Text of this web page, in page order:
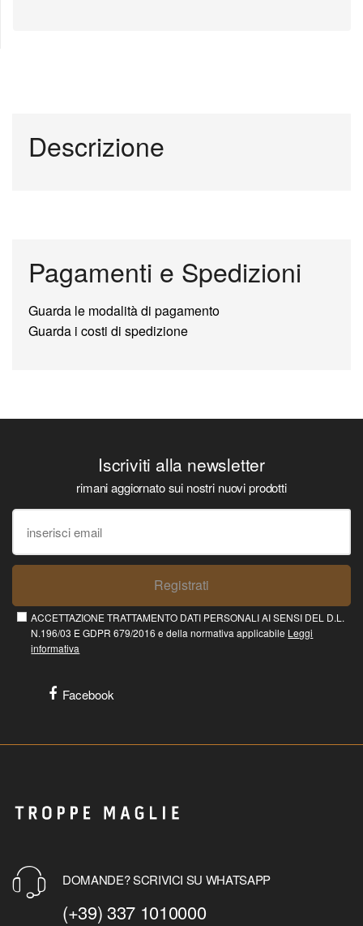
Descrizione
Pagamenti e Spedizioni
Guarda le modalità di pagamento
Guarda i costi di spedizione
Iscriviti alla newsletter
rimani aggiornato sui nostri nuovi prodotti
Registrati
ACCETTAZIONE TRATTAMENTO DATI PERSONALI AI SENSI DEL D.L.
N.196/03 E GDPR 679/2016 e della normativa applicabile Leggi
informativa
Facebook
DOMANDE? SCRIVICI SU WHATSAPP
(+39) 337 1010000